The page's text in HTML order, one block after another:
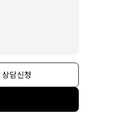
상담신청